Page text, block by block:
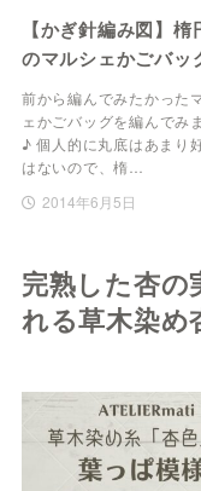
【かぎ針編み図】楕
のマルシェかごバッ
前から編んでみたかった
ェかごバッグを編んでみ
♪ 個人的に丸底はあまり
はないので、楕…
2014年6月5日
完熟した杏
れる草木染め